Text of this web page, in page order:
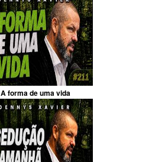
A forma de uma vida